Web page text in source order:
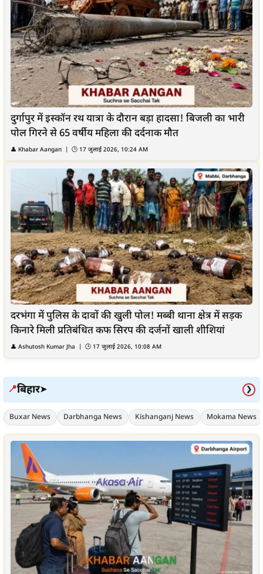
दुर्गापुर में इस्कॉन रथ यात्रा के दौरान बड़ा हादसा! बिजली का भारी
पोल गिरने से 65 वर्षीय महिला की दर्दनाक मौत
👤 Khabar Aangan | 🕒 17 जुलाई 2026, 10:24 AM
दरभंगा में पुलिस के दावों की खुली पोल! मब्बी थाना क्षेत्र में सड़क
किनारे मिली प्रतिबंधित कफ सिरप की दर्जनों खाली शीशियां
👤 Ashutosh Kumar Jha | 🕒 17 जुलाई 2026, 10:08 AM
📍बिहार➤ ❯
Buxar News Darbhanga News Kishanganj News Mokama News